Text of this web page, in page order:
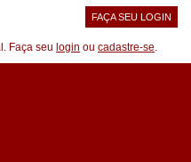
FAÇA SEU LOGIN
Faça seu login ou cadastre-se.